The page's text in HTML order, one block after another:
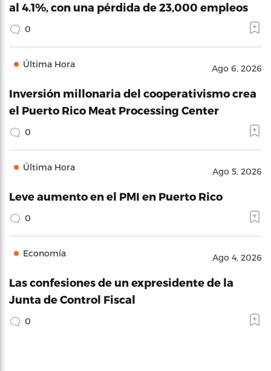
al 4.1%, con una pérdida de 23,000 empleos
0
Última Hora Ago 6, 2026
Inversión millonaria del cooperativismo crea
el Puerto Rico Meat Processing Center
0
Última Hora Ago 5, 2026
Leve aumento en el PMI en Puerto Rico
0
Economía Ago 4, 2026
Las confesiones de un expresidente de la
Junta de Control Fiscal
0